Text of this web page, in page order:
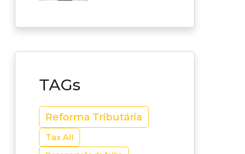
TAGs
Reforma Tributária
Tax All